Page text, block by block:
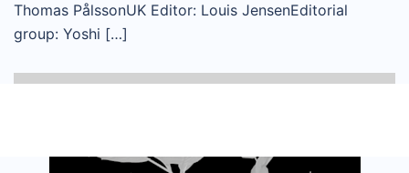
Thomas PålssonUK Editor: Louis JensenEditorial
group: Yoshi […]